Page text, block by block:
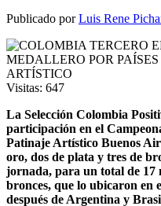
Publicado porLuis Rene
Visitas: 647
La Selección Colombia
participación en el
Patinaje Artístico Buenos
oro, dos de plata y tres de
jornada, para un total de 17
bronces, que lo ubicaron en
después de Argentina y